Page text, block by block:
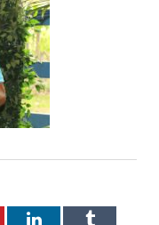
LinkedInTumblr